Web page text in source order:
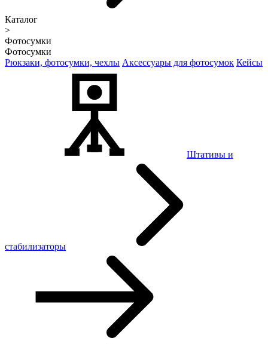
Каталог
>
Фотосумки
Фотосумки
Рюкзаки, фотосумки, чехлы Аксессуары для фотосумок Кейсы
Штативы и
стабилизаторы